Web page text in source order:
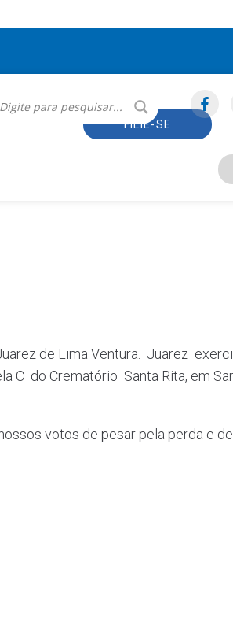
FILIE-SE
de Lima Ventura. Juarez
C do Crematório Santa Rita, em
votos de pesar pela perda e